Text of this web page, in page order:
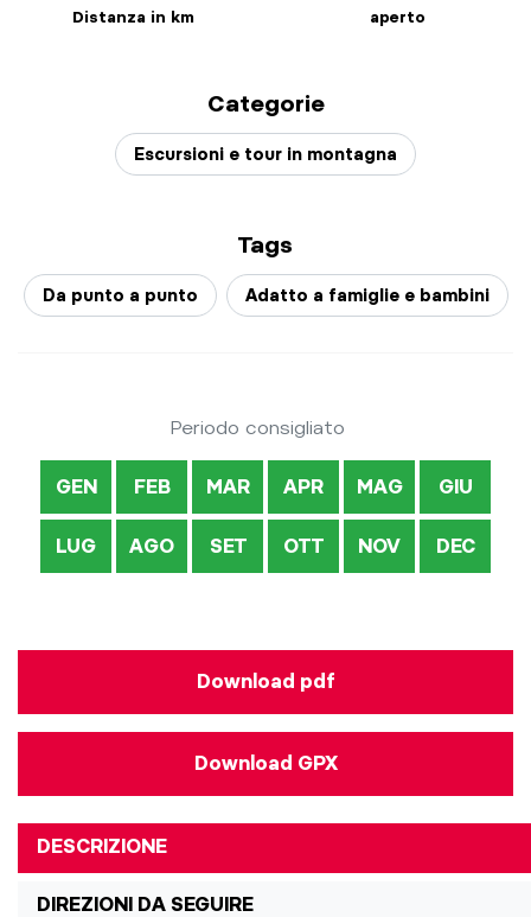
Distanza in km aperto
Categorie
Escursioni e tour in montagna
Tags
Da punto a punto Adatto a famiglie e bambini
Periodo consigliato
GEN FEB MAR APR MAG GIU
LUG AGO SET OTT NOV DEC
Download pdf
Download GPX
DESCRIZIONE
DIREZIONI DA SEGUIRE